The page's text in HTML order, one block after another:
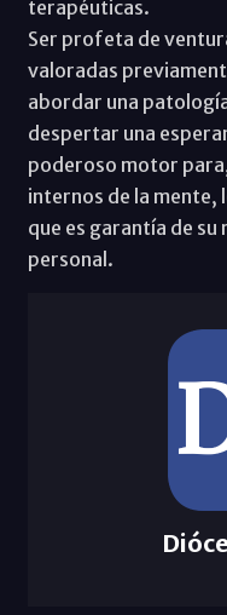
terapéuticas.
Ser profeta de
valoradas
abordar una
despertar una
poderoso motor
internos de la mente,
que es garantía de
personal.